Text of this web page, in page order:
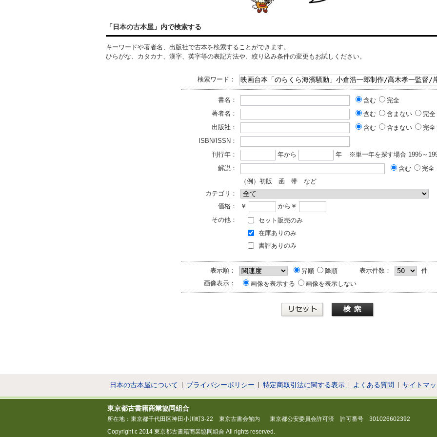
「日本の古本屋」内で検索する
キーワードや著者名、出版社で古本を検索することができます。
ひらがな、カタカナ、漢字、英字等の表記方法や、絞り込み条件の変更もお試しください。
検索ワード：
書名： 含む
完全
著者名：
含む 含まない
完全
出版社：
含む 含まない
完全
ISBN/ISSN：
刊行年：
年から 年
※単一年を探す場合 1995～
解説：
含む
完全
（例）初版 函 帯 など
カテゴリ：
価格：
￥
から￥
その他：
セット販売のみ
在庫ありのみ
書評ありのみ
表示順： 昇順 降順 表示件数：
件
画像表示：
画像を表示する 画像を表示しない
日本の古本屋について プライバシーポリシー 特定商取引法に関する表示 よくある質問 サイトマ
東京都古書籍商業協同組合
所在地：東京都千代田区神田小川町3-22 東京古書会館内
東京都公安委員会許可済 許可番号 301026602392
Copyright c 2014 東京都古書籍商業協同組合 All rights reserved.